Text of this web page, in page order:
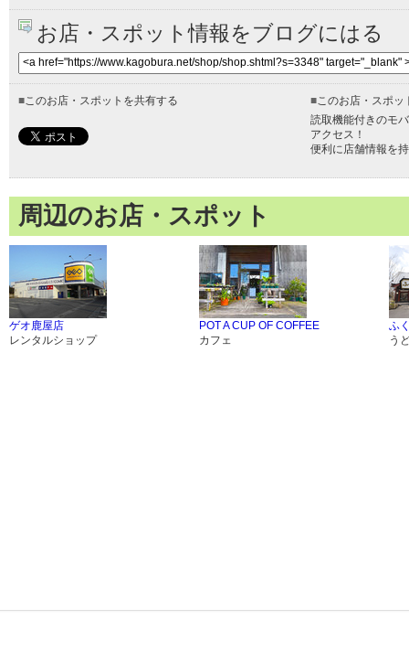
お店・スポット情報をブログにはる
■ このお店・スポットを共有する ■ このお店・スポ
読取機能付きのモ
アクセス！
便利に店舗情報を
周辺のお店・スポット
ゲオ鹿屋店
レンタルショップ
POT A CUP OF COFFEE
カフェ
ふ
う